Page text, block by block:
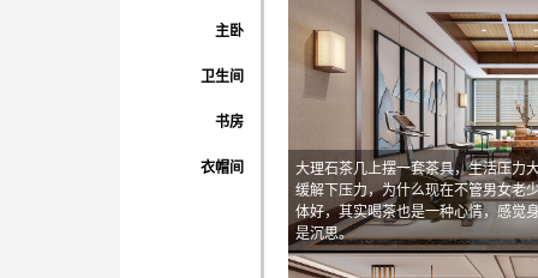
主卧
卫生间
书房
衣帽间
大理石茶几上摆一套茶具，生活压力
缓解下压力，为什么现在不管男女老
体好，其实喝茶也是一种心情，感觉
是沉思。